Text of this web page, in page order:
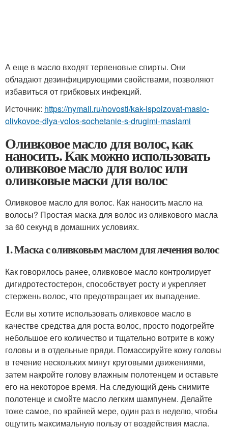
А еще в масло входят терпеновые спирты. Они
обладают дезинфицирующими свойствами, позволяют
избавиться от грибковых инфекций.
Источник: https://nymall.ru/novosti/kak-ispolzovat-maslo-
olivkovoe-dlya-volos-sochetanie-s-drugimi-maslami
Оливковое масло для волос, как
наносить. Как можно использовать
оливковое масло для волос или
оливковые маски для волос
Оливковое масло для волос. Как наносить масло на
волосы? Простая маска для волос из оливкового масла
за 60 секунд в домашних условиях.
1. Маска с оливковым маслом для лечения волос
Как говорилось ранее, оливковое масло контролирует
дигидротестостерон, способствует росту и укрепляет
стержень волос, что предотвращает их выпадение.
Если вы хотите использовать оливковое масло в
качестве средства для роста волос, просто подогрейте
небольшое его количество и тщательно вотрите в кожу
головы и в отдельные пряди. Помассируйте кожу головы
в течение нескольких минут круговыми движениями,
затем накройте голову влажным полотенцем и оставьте
его на некоторое время. На следующий день снимите
полотенце и смойте масло легким шампунем. Делайте
тоже самое, по крайней мере, один раз в неделю, чтобы
ощутить максимальную пользу от воздействия масла.